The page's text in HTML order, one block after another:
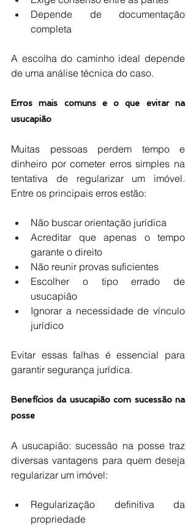
Depende de documentação
completa
A escolha do caminho ideal depende
de uma análise técnica do caso.
Erros mais comuns e o que evitar na
usucapião
Muitas pessoas perdem tempo e
dinheiro por cometer erros simples na
tentativa de regularizar um imóvel.
Entre os principais erros estão:
Não buscar orientação jurídica
Acreditar que apenas o tempo
garante o direito
Não reunir provas suficientes
Escolher o tipo errado de
usucapião
Ignorar a necessidade de vínculo
jurídico
Evitar essas falhas é essencial para
garantir segurança jurídica.
Benefícios da usucapião com sucessão na
posse
A usucapião: sucessão na posse traz
diversas vantagens para quem deseja
regularizar um imóvel:
Regularização definitiva da
propriedade